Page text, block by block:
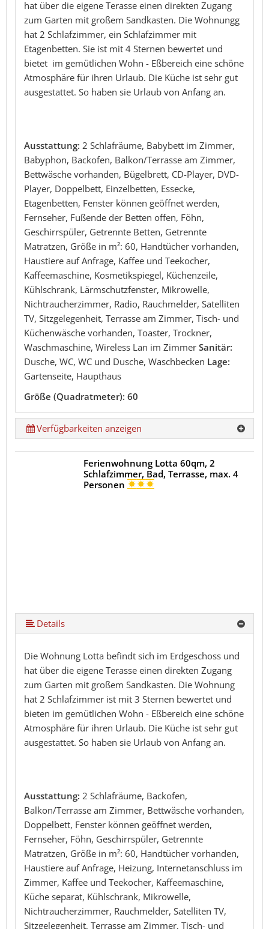
hat über die eigene Terasse einen direkten Zugang
zum Garten mit großem Sandkasten. Die Wohnungg
hat 2 Schlafzimmer, ein Schlafzimmer mit
Etagenbetten. Sie ist mit 4 Sternen bewertet und
bietet im gemütlichen Wohn - Eßbereich eine schöne
Atmosphäre für ihren Urlaub. Die Küche ist sehr gut
ausgestattet. So haben sie Urlaub von Anfang an.
Ausstattung: 2 Schlafräume, Babybett im Zimmer,
Babyphon, Backofen, Balkon/Terrasse am Zimmer,
Bettwäsche vorhanden, Bügelbrett, CD-Player, DVD-
Player, Doppelbett, Einzelbetten, Essecke,
Etagenbetten, Fenster können geöffnet werden,
Fernseher, Fußende der Betten offen, Föhn,
Geschirrspüler, Getrennte Betten, Getrennte
Matratzen, Größe in m²: 60, Handtücher vorhanden,
Haustiere auf Anfrage, Kaffee und Teekocher,
Kaffeemaschine, Kosmetikspiegel, Küchenzeile,
Kühlschrank, Lärmschutzfenster, Mikrowelle,
Nichtraucherzimmer, Radio, Rauchmelder, Satelliten
TV, Sitzgelegenheit, Terrasse am Zimmer, Tisch- und
Küchenwäsche vorhanden, Toaster, Trockner,
Waschmaschine, Wireless Lan im Zimmer Sanitär:
Dusche, WC, WC und Dusche, Waschbecken Lage:
Gartenseite, Haupthaus
Größe (Quadratmeter): 60
Verfügbarkeiten anzeigen
Ferienwohnung Lotta 60qm, 2
Schlafzimmer, Bad, Terrasse, max. 4
Personen
Details
Die Wohnung Lotta befindt sich im Erdgeschoss und
hat über die eigene Terasse einen direkten Zugang
zum Garten mit großem Sandkasten. Die Wohnung
hat 2 Schlafzimmer ist mit 3 Sternen bewertet und
bieten im gemütlichen Wohn - Eßbereich eine schöne
Atmosphäre für ihren Urlaub. Die Küche ist sehr gut
ausgestattet. So haben sie Urlaub von Anfang an.
Ausstattung: 2 Schlafräume, Backofen,
Balkon/Terrasse am Zimmer, Bettwäsche vorhanden,
Doppelbett, Fenster können geöffnet werden,
Fernseher, Föhn, Geschirrspüler, Getrennte
Matratzen, Größe in m²: 60, Handtücher vorhanden,
Haustiere auf Anfrage, Heizung, Internetanschluss im
Zimmer, Kaffee und Teekocher, Kaffeemaschine,
Küche separat, Kühlschrank, Mikrowelle,
Nichtraucherzimmer, Rauchmelder, Satelliten TV,
Sitzgelegenheit, Terrasse am Zimmer, Tisch- und